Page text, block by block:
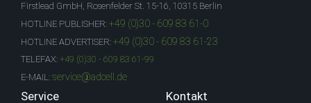
Firstlead GmbH, Rosenfelder St. 15-16, 10315 Berlin
HOTLINE PUBLISHER: +49 (0)30 - 609 83 61-0
HOTLINE ADVERTISER: +49 (0)30 - 609 83 61-23
TELEFAX: +49 (0)30 - 609 83 61-99
E-MAIL: service@adcell.de
Service Kontakt